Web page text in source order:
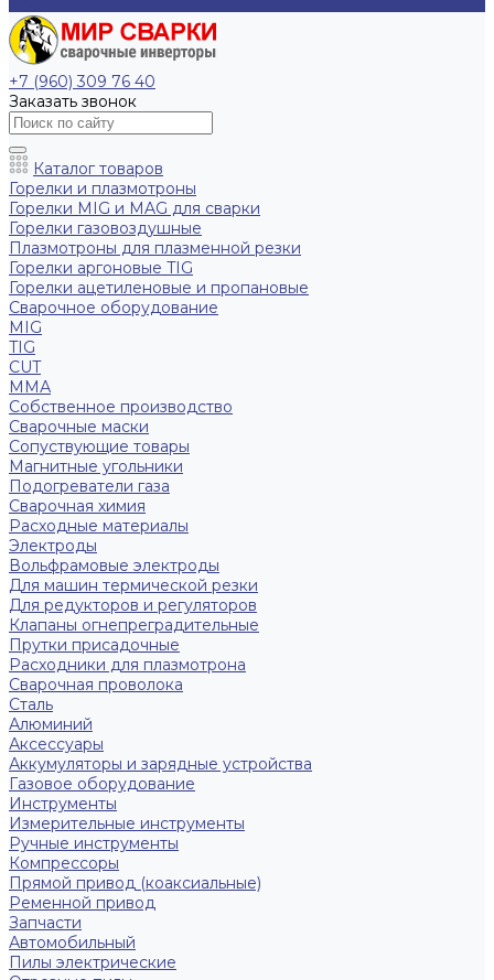
+7 (960) 309 76 40
Заказать звонок
Каталог товаров
Горелки и плазмотроны
Горелки MIG и MAG для сварки
Горелки газовоздушные
Плазмотроны для плазменной резки
Горелки аргоновые TIG
Горелки ацетиленовые и пропановые
Сварочное оборудование
MIG
TIG
CUT
ММА
Собственное производство
Сварочные маски
Сопуствующие товары
Магнитные угольники
Подогреватели газа
Сварочная химия
Расходные материалы
Электроды
Вольфрамовые электроды
Для машин термической резки
Для редукторов и регуляторов
Клапаны огнепреградительные
Прутки присадочные
Расходники для плазмотрона
Сварочная проволока
Сталь
Алюминий
Аксессуары
Аккумуляторы и зарядные устройства
Газовое оборудование
Инструменты
Измерительные инструменты
Ручные инструменты
Компрессоры
Прямой привод (коаксиальные)
Ременной привод
Запчасти
Автомобильный
Пилы электрические